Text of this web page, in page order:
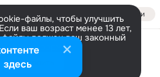
Войти
файлы, чтобы улучшить
ваш возраст менее 13 лет,
файлы должен ваш законный
информации
Настроить
Сингл
Raindrops